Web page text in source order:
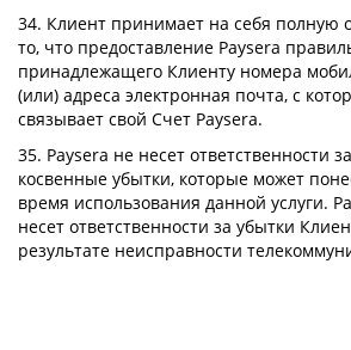
34. Клиент принимает на себя полную
то, что предоставление Paysera
принадлежащего Клиенту номера
(или) адреса электронная почта, с
связывает свой Счет Paysera.
35. Paysera не несет ответственности
косвенные убытки, которые может
время использования данной услуги.
несет ответственности за убытки
результате неисправности